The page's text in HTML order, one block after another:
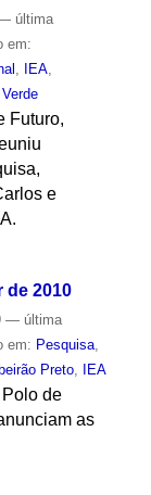
última
em:
IEA,
Futuro,
e
de 2010
— última
em: Pesquisa,
Preto, IEA
de
as